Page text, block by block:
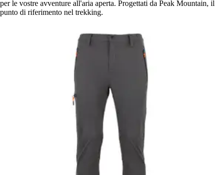
per le vostre avventure all'aria aperta. Progettati da Peak Mountain, il
punto di riferimento nel trekking.